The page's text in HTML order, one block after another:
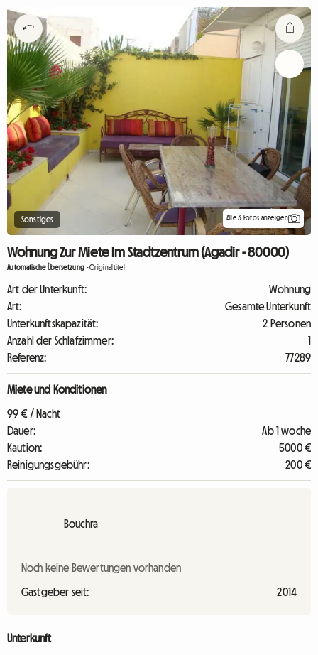
Sonstiges Alle 3 Fotos anzeigen
Wohnung Zur Miete Im Stadtzentrum (Agadir - 80000)
Automatische Übersetzung -Originaltitel
Art der Unterkunft:
Wohnung
Art:
Gesamte Unterkunft
Unterkunftskapazität:
2 Personen
Anzahl der Schlafzimmer:
1
Referenz:
77289
Miete und Konditionen
99 € / Nacht
Dauer:
Ab 1 woche
Kaution:
5000 €
Reinigungsgebühr:
200 €
Bouchra
Noch keine Bewertungen vorhanden
Gastgeber seit: 2014
Unterkunft